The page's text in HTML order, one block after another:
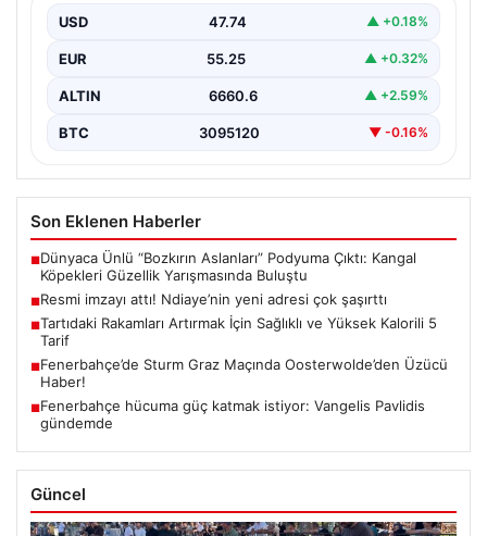
USD 47.74 ▲ +0.18%
EUR 55.25 ▲ +0.32%
ALTIN 6660.6 ▲ +2.59%
BTC 3095120 ▼ -0.16%
Son Eklenen Haberler
■Dünyaca Ünlü “Bozkırın Aslanları” Podyuma Çıktı: Kangal
Köpekleri Güzellik Yarışmasında Buluştu
■Resmi imzayı attı! Ndiaye’nin yeni adresi çok şaşırttı
■Tartıdaki Rakamları Artırmak İçin Sağlıklı ve Yüksek Kalorili 5
Tarif
■Fenerbahçe’de Sturm Graz Maçında Oosterwolde’den Üzücü
Haber!
■Fenerbahçe hücuma güç katmak istiyor: Vangelis Pavlidis
gündemde
Güncel